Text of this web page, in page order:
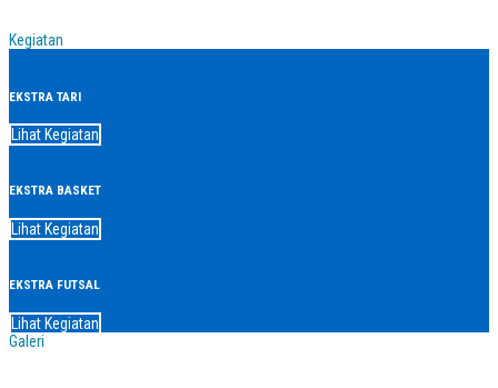
Kegiatan
EKSTRA TARI
Lihat Kegiatan
EKSTRA BASKET
Lihat Kegiatan
EKSTRA FUTSAL
Lihat Kegiatan
Galeri